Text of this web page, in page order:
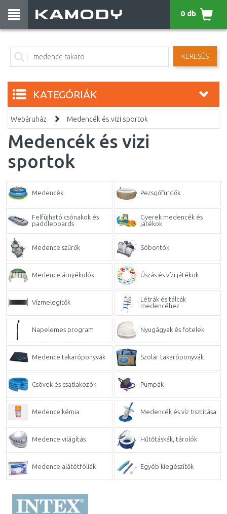
KERESÉS
0 db
KATEGÓRIÁK
Webáruház Medencék és vizi sportok
Medencék és vizi
sportok
Medencék Pezsgőfürdők
Felfújható csónakok és
paddleboards
Gyerek medencék és
játékok
Medence szűrők Sóbontók
Medence árnyékolók Úszás és vízi játékok
Vízmelegítők
Létrák és tálcák
medencéhez
Napelemes program Nyugágyak és fotelek
Medence takaróponyvák Szolár takaróponyvák
Csövek és csatlakozók Pumpák
Medence kémia Medencék és víz tisztítása
Medence világítás Hűtőtáskák, tárolók
Medence alátétfóliák Egyéb kiegészítők